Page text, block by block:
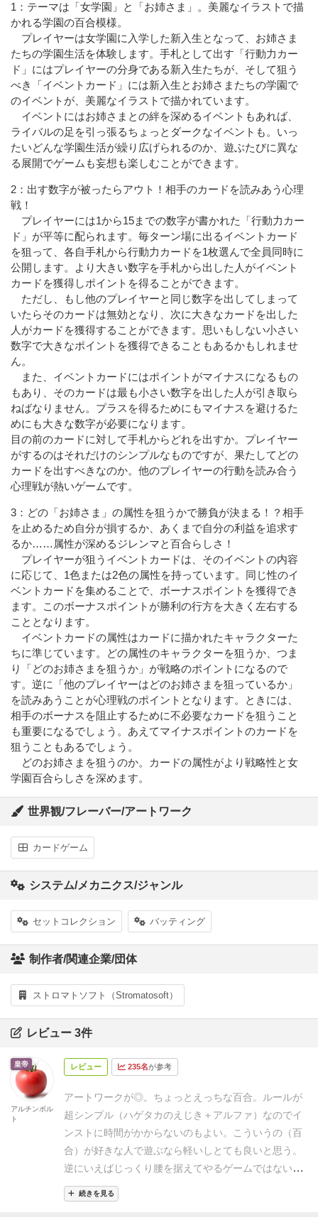
1：テーマは「女学園」と「お姉さま」。美麗なイラストで描
かれる学園の百合模様。
プレイヤーは女学園に入学した新入生となって、お姉さま
たちの学園生活を体験します。手札として出す「行動力カー
ド」にはプレイヤーの分身である新入生たちが、そして狙う
べき「イベントカード」には新入生とお姉さまたちの学園で
のイベントが、美麗なイラストで描かれています。
イベントにはお姉さまとの絆を深めるイベントもあれば、
ライバルの足を引っ張るちょっとダークなイベントも。いっ
たいどんな学園生活が繰り広げられるのか、遊ぶたびに異な
る展開でゲームも妄想も楽しむことができます。
2：出す数字が被ったらアウト！相手のカードを読みあう心理
戦！
プレイヤーには1から15までの数字が書かれた「行動力カー
ド」が平等に配られます。毎ターン場に出るイベントカード
を狙って、各自手札から行動力カードを1枚選んで全員同時に
公開します。より大きい数字を手札から出した人がイベント
カードを獲得しポイントを得ることができます。
ただし、もし他のプレイヤーと同じ数字を出してしまって
いたらそのカードは無効となり、次に大きなカードを出した
人がカードを獲得することができます。思いもしない小さい
数字で大きなポイントを獲得できることもあるかもしれませ
ん。
また、イベントカードにはポイントがマイナスになるもの
もあり、そのカードは最も小さい数字を出した人が引き取ら
ねばなりません。プラスを得るためにもマイナスを避けるた
めにも大きな数字が必要になります。
目の前のカードに対して手札からどれを出すか。プレイヤー
がするのはそれだけのシンプルなものですが、果たしてどの
カードを出すべきなのか。他のプレイヤーの行動を読み合う
心理戦が熱いゲームです。
3：どの「お姉さま」の属性を狙うかで勝負が決まる！？相手
を止めるため自分が損するか、あくまで自分の利益を追求す
るか……属性が深めるジレンマと百合らしさ！
プレイヤーが狙うイベントカードは、そのイベントの内容
に応じて、1色または2色の属性を持っています。同じ性のイ
ベントカードを集めることで、ボーナスポイントを獲得でき
ます。このボーナスポイントが勝利の行方を大きく左右する
こととなります。
イベントカードの属性はカードに描かれたキャラクターた
ちに準じています。どの属性のキャラクターを狙うか、つま
り「どのお姉さまを狙うか」が戦略のポイントになるので
す。逆に「他のプレイヤーはどのお姉さまを狙っているか」
を読みあうことが心理戦のポイントとなります。ときには、
相手のボーナスを阻止するために不必要なカードを狙うこと
も重要になるでしょう。あえてマイナスポイントのカードを
狙うこともあるでしょう。
どのお姉さまを狙うのか。カードの属性がより戦略性と女
学園百合らしさを深めます。
世界観/フレーバー/アートワーク
カードゲーム
システム/メカニクス/ジャンル
セットコレクション バッティング
制作者/関連企業/団体
ストロマトソフト（Stromatosoft）
レビュー 3件
レビュー 235名が参考
アートワークが◎。ちょっとえっちな百合。
ルールが
超シンプル（ハゲタカのえじき＋アルファ）なのでイ
ンストに時間がかからないのもよい。
こういうの（百
合）が好きな人で遊ぶなら軽いしとても良いと思う。
逆にいえばじっくり腰を据えてやるゲームではないか
な？繰り返しプレイはしやすい。
コレクションによるボーナス点が勝負を分けるので、
続きを見る
皇帝
アルチンボル
ト